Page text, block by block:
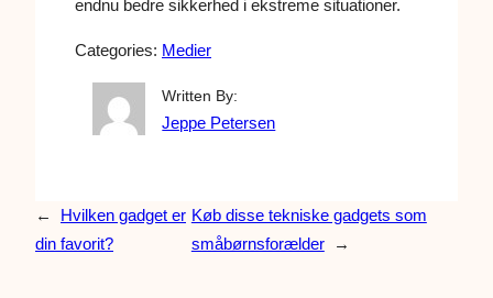
endnu bedre sikkerhed i ekstreme situationer.
Categories: Medier
Written By:
Jeppe Petersen
←
Hvilken gadget er
din favorit?
Køb disse tekniske gadgets som
småbørnsforælder
→